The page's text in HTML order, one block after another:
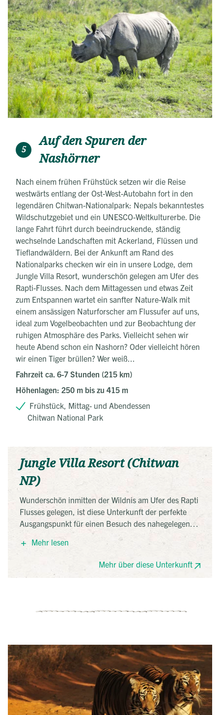
5
Auf den Spuren der
Nashörner
Nach einem frühen Frühstück setzen wir die Reise
westwärts entlang der Ost-West-Autobahn fort in den
legendären Chitwan-Nationalpark: Nepals bekanntestes
Wildschutzgebiet und ein UNESCO-Weltkulturerbe. Die
lange Fahrt führt durch beeindruckende, ständig
wechselnde Landschaften mit Ackerland, Flüssen und
Tieflandwäldern. Bei der Ankunft am Rand des
Nationalparks checken wir ein in unsere Lodge, dem
Jungle Villa Resort, wunderschön gelegen am Ufer des
Rapti-Flusses. Nach dem Mittagessen und etwas Zeit
zum Entspannen wartet ein sanfter Nature-Walk mit
einem ansässigen Naturforscher am Flussufer auf uns,
ideal zum Vogelbeobachten und zur Beobachtung der
ruhigen Atmosphäre des Parks. Vielleicht sehen wir
heute Abend schon ein Nashorn? Oder vielleicht hören
wir einen Tiger brüllen? Wer weiß...
Fahrzeit ca. 6-7 Stunden (215 km)
Höhenlagen: 250 m bis zu 415 m
Frühstück, Mittag- und Abendessen
Chitwan National Park
Jungle Villa Resort (Chitwan
NP)
Wunderschön inmitten der Wildnis am Ufer des Rapti
Flusses gelegen, ist diese Unterkunft der perfekte
Ausgangspunkt für einen Besuch des nahegelegenen
Chitwan Nationalparks. Das Resort verfügt über
unterschiedliche Zimmerkategorien und eine
Mehr lesen
Mehr über diese Unterkunft